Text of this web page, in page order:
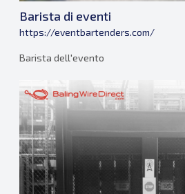
Barista di eventi
https://eventbartenders.com/
Barista dell'evento